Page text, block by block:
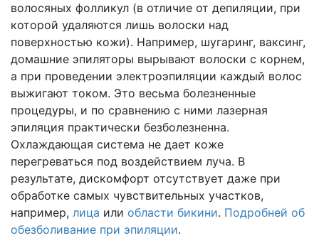
волосяных фолликул (в отличие от депиляции, при
которой удаляются лишь волоски над
поверхностью кожи). Например, шугаринг, ваксинг,
домашние эпиляторы вырывают волоски с корнем,
а при проведении электроэпиляции каждый волос
выжигают током. Это весьма болезненные
процедуры, и по сравнению с ними лазерная
эпиляция практически безболезненна.
Охлаждающая система не дает коже
перегреваться под воздействием луча. В
результате, дискомфорт отсутствует даже при
обработке самых чувствительных участков,
например, лица или области бикини. Подробней об
обезболивание при эпиляции.